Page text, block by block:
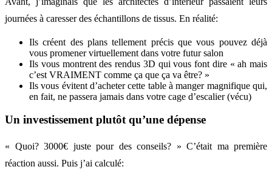
journées à caresser des échantillons de tissus. En réalité:
Ils créent des plans tellement précis que vous pouvez déjà
vous promener virtuellement dans votre futur salon
Ils vous montrent des rendus 3D qui vous font dire « ah mais
c’est VRAIMENT comme ça que ça va être? »
Ils vous évitent d’acheter cette table à manger magnifique qui,
en fait, ne passera jamais dans votre cage d’escalier (vécu)
Un investissement plutôt qu’une dépense
« Quoi? 3000€ juste pour des conseils? » C’était ma première
réaction aussi. Puis j’ai calculé: